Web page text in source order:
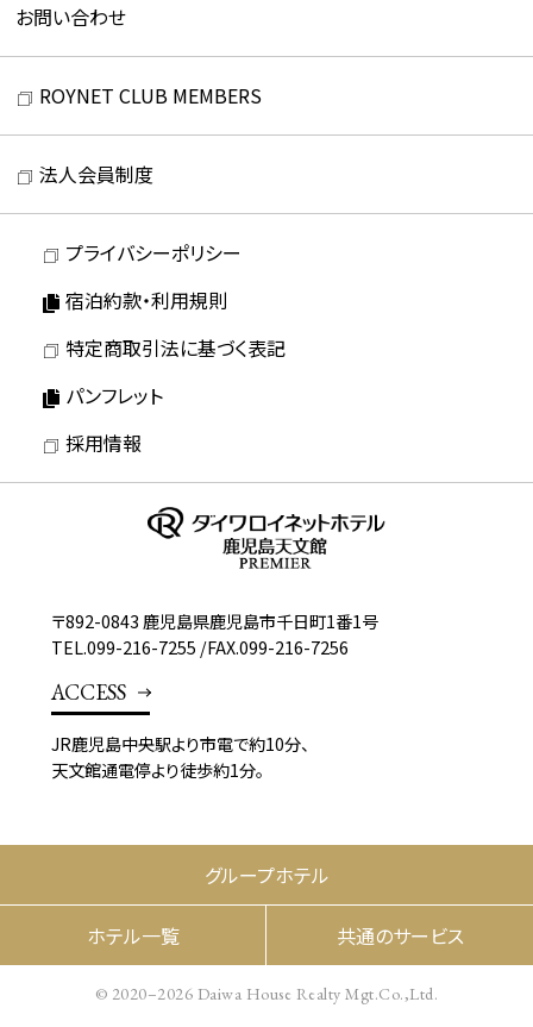
お問い合わせ
ROYNET CLUB MEMBERS
法人会員制度
プライバシーポリシー
宿泊約款・利用規則
特定商取引法に基づく表記
パンフレット
採用情報
〒892-0843 鹿児島県鹿児島市千日町1番1号
TEL.099-216-7255 /FAX.099-216-7256
ACCESS
JR鹿児島中央駅より市電で約10分、
天文館通電停より徒歩約1分。
グループホテル
ホテル一覧 共通のサービス
© 2020–2026 Daiwa House Realty Mgt.Co.,Ltd.